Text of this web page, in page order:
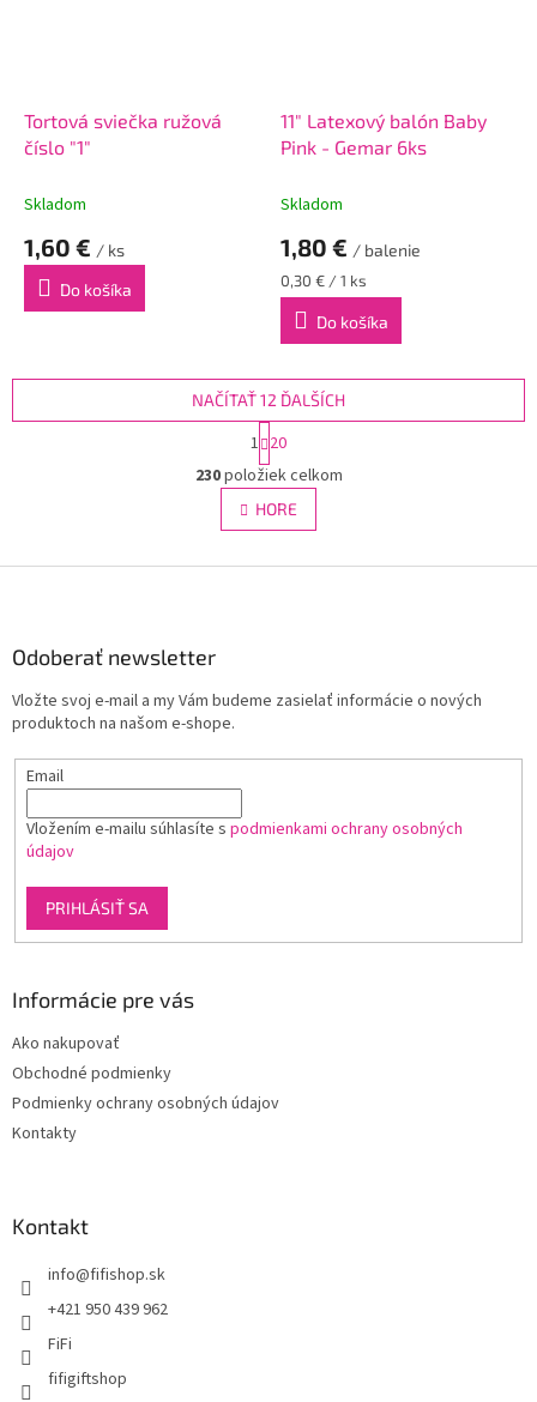
Tortová sviečka ružová
číslo "1"
Skladom
1,60 € / ks
Do košíka
11" Latexový balón Baby
Pink - Gemar 6ks
Skladom
1,80 € / balenie
Jednotková
cena:
0,30 € / 1 ks
Do košíka
O
v
l
á
r
v
y
p
NAČÍTAŤ 12 ĎALŠÍCH
S
t
r
á
n
k
v
1 20
230položiek celkom
HORE
Odoberať newsletter
Vložte svoj e-mail a my Vám budeme zasielať informácie o nových
produktoch na našom e-shope.
Email
Vložením e-mailu súhlasíte s podmienkami ochrany osobných
údajov
PRIHLÁSIŤ SA
Informácie pre vás
Ako nakupovať
Obchodné podmienky
Podmienky ochrany osobných údajov
Kontakty
Kontakt
info@fifishop.sk
+421 950 439 962
FiFi
fifigiftshop